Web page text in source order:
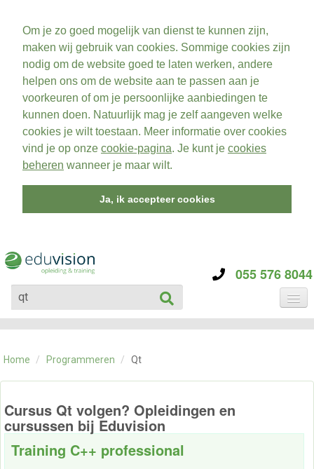
Om je zo goed mogelijk van dienst te kunnen zijn,
maken wij gebruik van cookies. Sommige cookies zijn
nodig om de website goed te laten werken, andere
helpen ons om de website aan te passen aan je
voorkeuren of om je persoonlijke aanbiedingen te
kunnen doen. Natuurlijk mag je zelf aangeven welke
cookies je wilt toestaan. Meer informatie over cookies
vind je op onze cookie-pagina. Je kunt je cookies
beheren wanneer je maar wilt.
Ja, ik accepteer cookies
055 576 8044
CATEGORIE
OVER ONS
CONTACT
Home / Programmeren / Qt
Cursus Qt volgen? Opleidingen en
cursussen bij Eduvision
Training C++ professional